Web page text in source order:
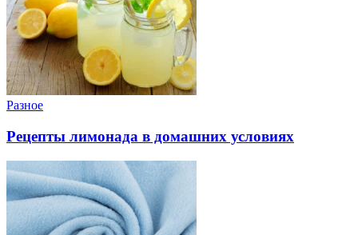
Разное
Рецепты лимонада в домашних условиях